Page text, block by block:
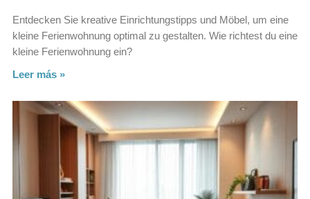
Entdecken Sie kreative Einrichtungstipps und Möbel, um eine
kleine Ferienwohnung optimal zu gestalten. Wie richtest du eine
kleine Ferienwohnung ein?
Leer más »